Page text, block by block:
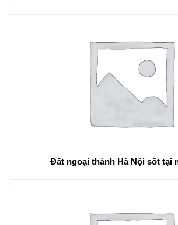
Đất ngoại thành Hà Nội sốt tại